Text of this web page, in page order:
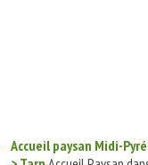
Accueil paysan Midi-